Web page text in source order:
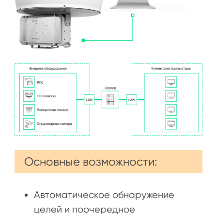
Основные возможности:
Автоматическое обнаружение
целей и поочередное